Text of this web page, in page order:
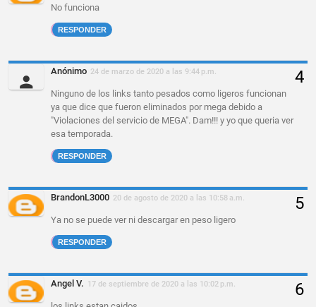
No funciona
RESPONDER
Anónimo 24 de marzo de 2020 a las 9:44 p.m.
Ninguno de los links tanto pesados como ligeros funcionan
ya que dice que fueron eliminados por mega debido a
"Violaciones del servicio de MEGA". Dam!!! y yo que queria ver
esa temporada.
RESPONDER
BrandonL3000 20 de agosto de 2020 a las 10:58 a.m.
Ya no se puede ver ni descargar en peso ligero
RESPONDER
Angel V. 17 de septiembre de 2020 a las 10:02 p.m.